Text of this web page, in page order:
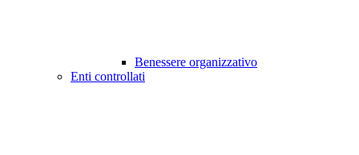
Benessere organizzativo
Enti controllati